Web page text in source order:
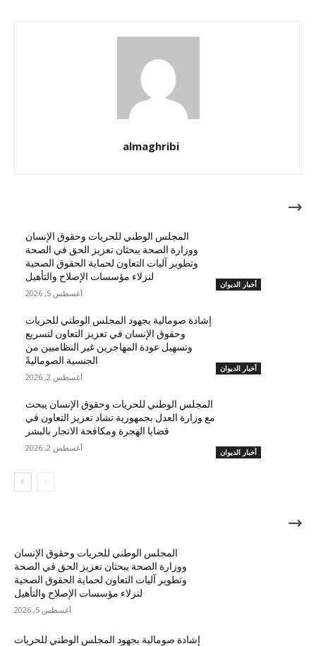
almaghribi
مقالات ذات صلة
أخبار الديوان
المجلس الوطني للحريات وحقوق الإنسان
ووزارة الصحة يبحثان تعزيز الحق في الصحة
وتطوير آليات التعاون لحماية الحقوق الصحية
لنزلاء مؤسسات الإصلاح والتأهيل
أغسطس 5, 2026
أخبار الديوان
إشادة صومالية بجهود المجلس الوطني للحريات
وحقوق الإنسان في تعزيز التعاون لتسريع
وتسهيل عودة المهاجرين غير النظاميين من
الجنسية الصوماليةً
أغسطس 2, 2026
أخبار الديوان
المجلس الوطني للحريات وحقوق الإنسان يبحث
مع وزارة العدل بجمهورية تشاد تعزيز التعاون في
قضايا الهجرة ومكافحة الاتجار بالبشر
أغسطس 2, 2026
الأكثر شهرة
المجلس الوطني للحريات وحقوق الإنسان
ووزارة الصحة يبحثان تعزيز الحق في الصحة
وتطوير آليات التعاون لحماية الحقوق الصحية
لنزلاء مؤسسات الإصلاح والتأهيل
أغسطس 5, 2026
إشادة صومالية بجهود المجلس الوطني للحريات